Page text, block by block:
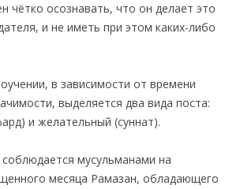
чётко осознавать, что он делает это
и не иметь при этом каких-либо
в зависимости от времени
выделяется два вида поста:
и желательный (суннат).
мусульманами на
месяца Рамазан, обладающего